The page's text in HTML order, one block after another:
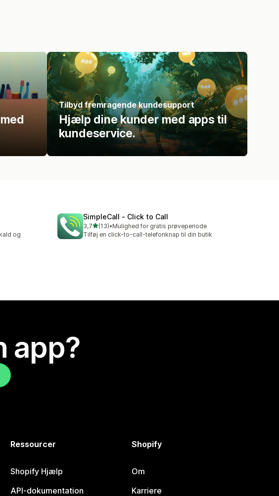
Tilbyd fremragende kundesupport
Hjælp dine kunder med apps til
kundeservice.
og
SimpleCall ‑ Click to Call
3,7ud af 5 stjerner
(13)
13 anmeldelser i alt
•Mulighed for gratis prøveperiode
Tilføj en click-to-call-telefonknap til din butik
app?
Ressourcer
Shopify Hjælp
API-dokumentation
Shopify
Om
Karriere